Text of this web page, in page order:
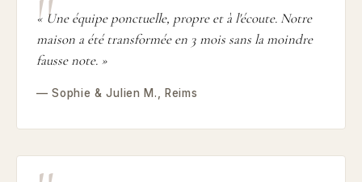
« Une équipe ponctuelle, propre et à l'écoute. Notre
maison a été transformée en 3 mois sans la moindre
fausse note. »
— Sophie & Julien M., Reims